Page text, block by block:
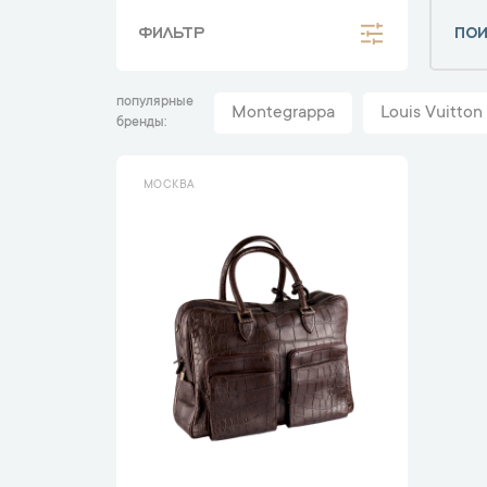
ФИЛЬТР
популярные
бренды
Montegrappa Louis Vuitton
МОСКВА